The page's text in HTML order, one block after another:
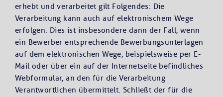
erhebt und verarbeitet gilt Folgendes: Die
Verarbeitung kann auch auf elektronischem Wege
erfolgen. Dies ist insbesondere dann der Fall, wenn
ein Bewerber entsprechende Bewerbungsunterlagen
auf dem elektronischen Wege, beispielsweise per E-
Mail oder über ein auf der Internetseite befindliches
Webformular, an den für die Verarbeitung
Verantwortlichen übermittelt. Schließt der für die